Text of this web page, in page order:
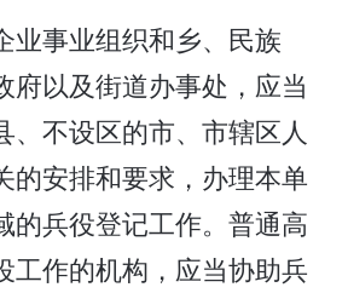
业事业组织和乡、民族
府以及街道办事处，应当
、不设区的市、市辖区人
的安排和要求，办理本单
的兵役登记工作。普通高
工作的机构，应当协助兵